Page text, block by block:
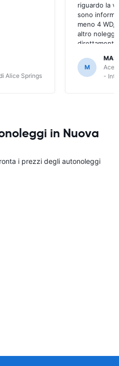
Alice Springs
riguardo la
sono
meno 4 WD,
altro
direttamente
M
Ace
-
in Nuova
i prezzi degli autonoleggi